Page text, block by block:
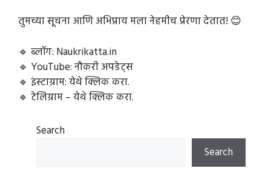
तुमच्या सूचना आणि अभिप्राय मला नेहमीच प्रेरणा देतात! 😊
🔹 ब्लॉग: Naukrikatta.in
🔹 YouTube: नौकरी अपडेट्स
🔹 इंस्टाग्राम: येथे क्लिक करा.
🔹 टेलिग्राम – येथे क्लिक करा.
Search
Search